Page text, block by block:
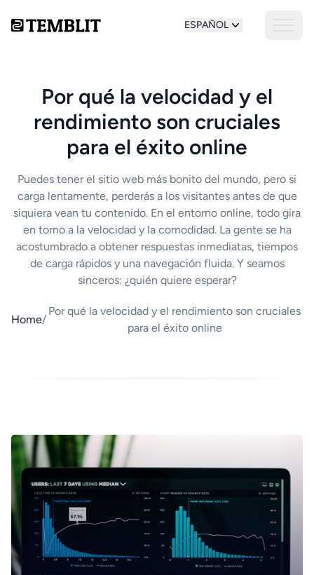
ESPAÑOL
Por qué la velocidad y el
rendimiento son cruciales
para el éxito online
Puedes tener el sitio web más bonito del mundo, pero si
carga lentamente, perderás a los visitantes antes de que
siquiera vean tu contenido. En el entorno online, todo gira
en torno a la velocidad y la comodidad. La gente se ha
acostumbrado a obtener respuestas inmediatas, tiempos
de carga rápidos y una navegación fluida. Y seamos
sinceros: ¿quién quiere esperar?
Home/
Por qué la velocidad y el rendimiento son cruciales
para el éxito online